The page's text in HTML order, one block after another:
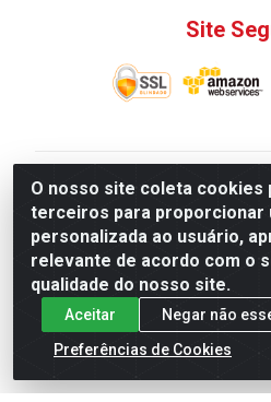
O nosso site coleta cookies
terceiros para proporcionar
personalizada ao usuário,
relevante de acordo com o
qualidade do nosso site.
Aceitar
Negar não
Preferências de Cookies
Site
V. C. Ferragens LTDA - Rua do
Bandeira, Rio de Janeiro/ RJ -
12.324.723/
Todas as regras de
prazos de pagamento e
válidos apenas para
estoque sujeito a